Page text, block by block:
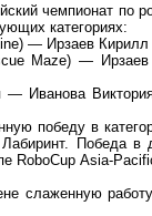
чемпионат по
категориях:
— Ирзаев
Maze) —
— Иванова
победу в
Победа в
RoboCup Asia-
слаженную